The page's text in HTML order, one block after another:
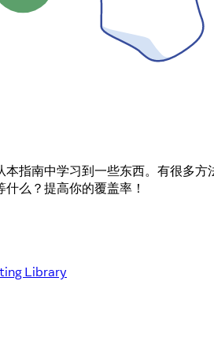
本指南中学习到一些东西。有很多
么？提高你的覆盖率！
Library